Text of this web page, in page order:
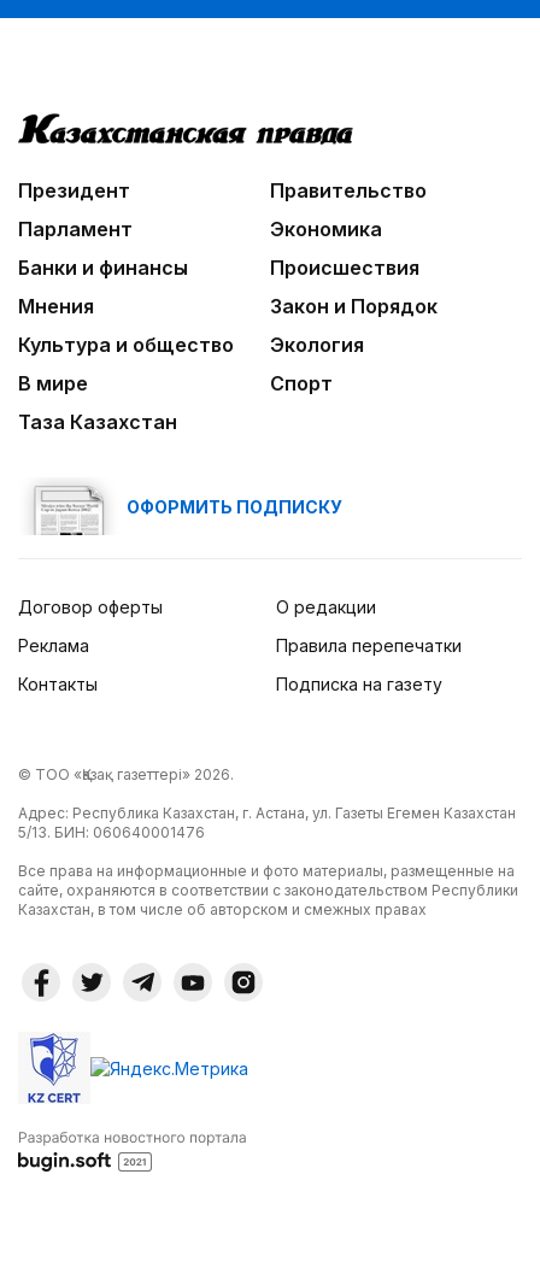
Президент
Правительство
Парламент
Экономика
Банки и финансы
Происшествия
Мнения
Закон и Порядок
Культура и общество
Экология
В мире
Спорт
Таза Казахстан
ОФОРМИТЬ ПОДПИСКУ
Договор оферты
Реклама
Контакты
О редакции
Правила перепечатки
Подписка на газету
© ТОО «Қазақ газеттері» 2026.
Адрес: Республика Казахстан, г. Астана, ул. Газеты Егемен Казахстан
5/13. БИН: 060640001476
Все права на информационные и фото материалы, размещенные на
сайте, охраняются в соответствии с законодательством Республики
Казахстан, в том числе об авторском и смежных правах